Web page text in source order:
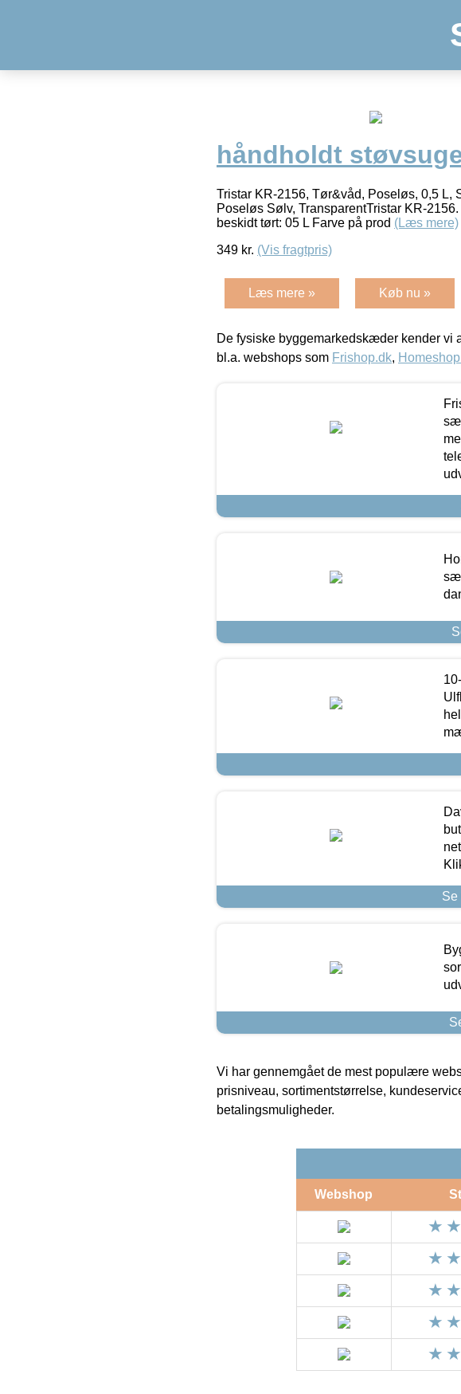
håndholdt
Tristar KR-2156, Tør&våd, Poseløs, 0,5 L,
Poseløs Sølv, TransparentTristar KR-
beskidt tørt: 05 L Farve på prod (Læs mere)
349 kr. (Vis fragtpris)
Læs mere » Køb nu »
De fysiske byggemarkedskæder kender vi
bl.a. webshops som Frishop.dk,
Se
Vi har gennemgået de mest populære
prisniveau, sortimentstørrelse,
betalingsmuligheder.
Webshop